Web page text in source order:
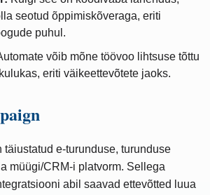
seotud õppimiskõveraga, eriti
puhul.
võib mõne töövoo lihtsuse tõttu
eriti väikeettevõtete jaoks.
e-turunduse, turunduse
müügi/CRM-i platvorm. Sellega
abil saavad ettevõtted luua